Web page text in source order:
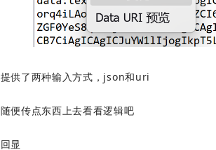
提供了两种输入方式，json和uri
随便传点东西上去看看逻辑吧
回显